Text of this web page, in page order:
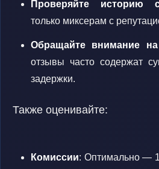
Проверяйте историю
только миксерам с
Обращайте внимание на
отзывы часто содержат
задержки.
Также оценивайте:
Комиссии: Оптимально —